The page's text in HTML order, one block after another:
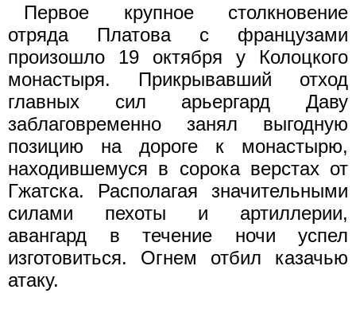
Первое крупное столкновение
отряда Платова с французами
произошло 19 октября у Колоцкого
монастыря. Прикрывавший отход
главных сил арьергард Даву
заблаговременно занял выгодную
позицию на дороге к монастырю,
находившемуся в сорока верстах от
Гжатска. Располагая значительными
силами пехоты и артиллерии,
авангард в течение ночи успел
изготовиться. Огнем отбил казачью
атаку.